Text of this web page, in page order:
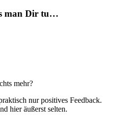
man Dir tu…
mehr?
nur positives Feedback.
hier äußerst selten.